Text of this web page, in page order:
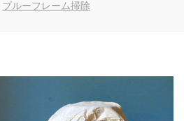
ブルーフレーム掃除